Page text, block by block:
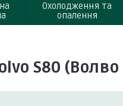
Охолодження та
опалення
S80 (Волво